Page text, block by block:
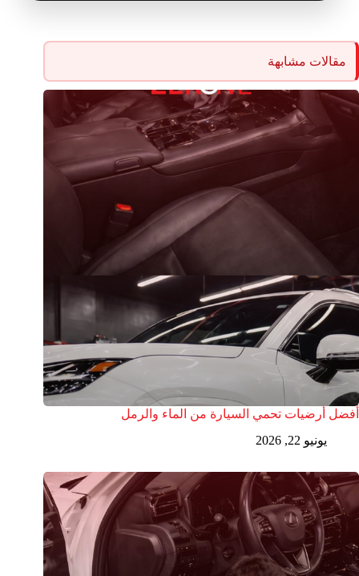
مقالات مشابهة
أفضل أرضيات تحمي السيارة من الماء والرمل
يونيو 22, 2026